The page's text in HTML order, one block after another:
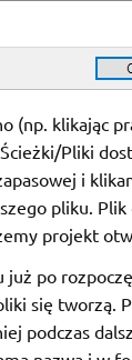
(np. klikając
Pliki
i
pliku.
projekt
po
się tworzą.
podczas